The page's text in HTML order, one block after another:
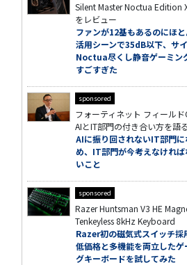
Silent Master Noctua Edition
をレビュー
ファンが12基もあるのにほ
活用シーンで35dB以下、サ
Noctua尽くし静音ゲーミン
すごすぎた
sponsored
フォーティネット フィールド
AIとIT部門の付き合い方を語る
AIに振り回されないIT部門に
め、IT部門が今考えなければ
いこと
sponsored
Razer Huntsman V3 HE
Tenkeyless 8kHz Keyboard
Razer初の磁気式スイッチ
低価格と多機能を両立したゲ
グキーボードを試してみた